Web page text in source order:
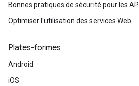
Bonnes pratiques de sécurité pour les API
Optimiser l'utilisation des services Web
Plates-formes
Android
iOS